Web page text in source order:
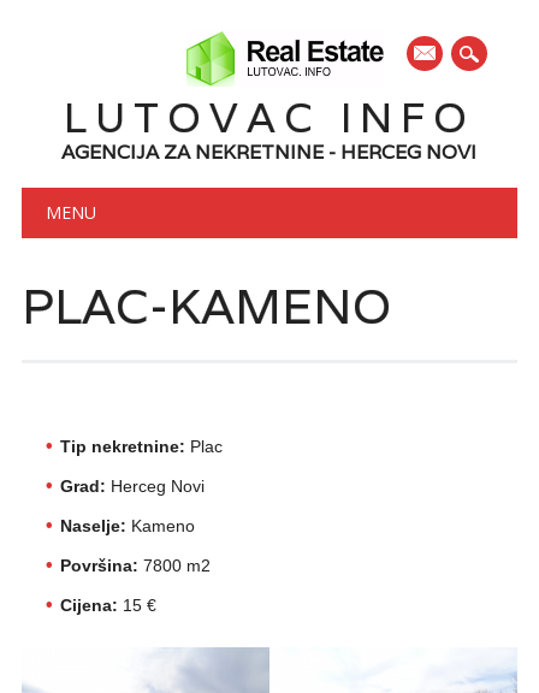
mail
LUTOVAC INFO
AGENCIJA ZA NEKRETNINE - HERCEG NOVI
Main menu
MENU
PLAC-KAMENO
Tip nekretnine: Plac
Grad: Herceg Novi
Naselje: Kameno
Površina: 7800 m2
Cijena: 15 €